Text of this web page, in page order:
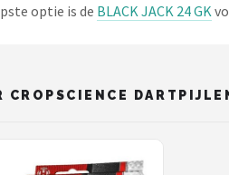
optie is de BLACK JACK 24 GK
CROPSCIENCE